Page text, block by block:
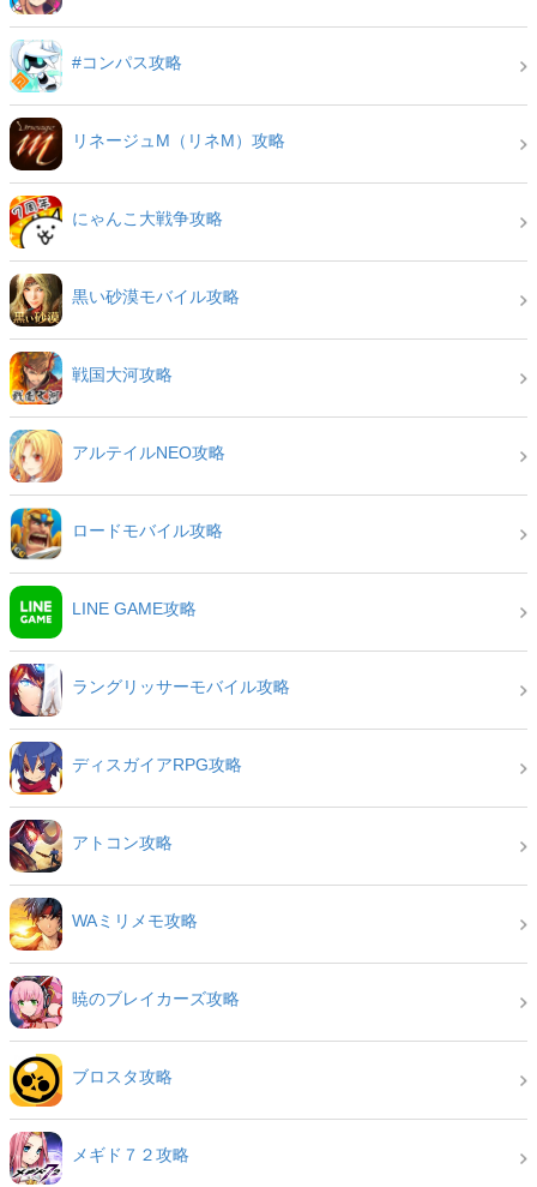
#コンパス攻略
リネージュM（リネM）攻略
にゃんこ大戦争攻略
黒い砂漠モバイル攻略
戦国大河攻略
アルテイルNEO攻略
ロードモバイル攻略
LINE GAME攻略
ラングリッサーモバイル攻略
ディスガイアRPG攻略
アトコン攻略
WAミリメモ攻略
暁のブレイカーズ攻略
ブロスタ攻略
メギド７２攻略